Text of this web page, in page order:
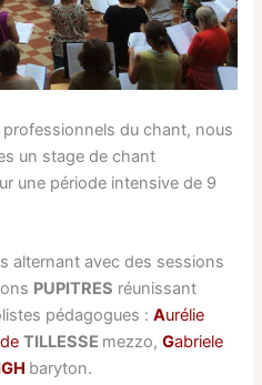
du chant, nous
un stage de chant
une période intensive de 9
alternant avec des sessions
PUPITRES réunissant
pédagogues :Aurélie
deTILLESSE mezzo,Gabriele
baryton.